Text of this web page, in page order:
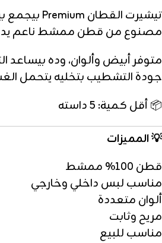
تيشيرت القطان Premium بيجمع بين الراحة والشكل العصري 👕🔥
مصنوع من قطن ممشط ناعم يدي
متوفر أبيض وألوان، وده بيساعد
جودة التشطيب بتخليه يتحمل
📦 أقل كمية: 5 داسته
💡 المميزات
قطن 100% ممشط
مناسب لبس داخلي وخارجي
ألوان متعددة
مريح وثابت
مناسب للبيع